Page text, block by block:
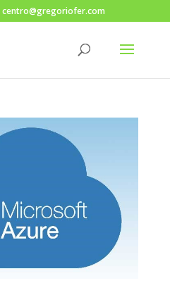
centro@gregoriofer.com